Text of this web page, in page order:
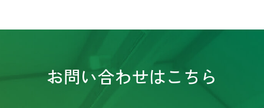
願いしたいと思います。ありがとうございまし
た。
お問い合わせはこちら